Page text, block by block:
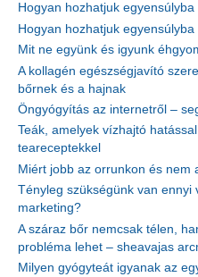
Hogyan hozhatjuk
Hogyan hozhatjuk
Mit ne együnk és igyunk
A kollagén egészségjavító
bőrnek és a hajnak
Öngyógyítás az internetről –
Teák, amelyek vízhajtó
teareceptekkel
Miért jobb az orrunkon és nem
Tényleg szükségünk van ennyi
marketing?
A száraz bőr nemcsak télen,
probléma lehet – sheavajas
Milyen gyógyteát igyanak az